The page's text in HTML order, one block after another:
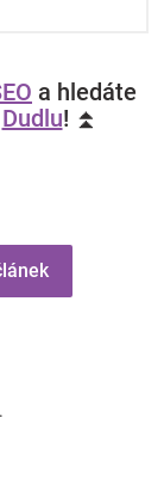
a hledáte
Dudlu! ⏫